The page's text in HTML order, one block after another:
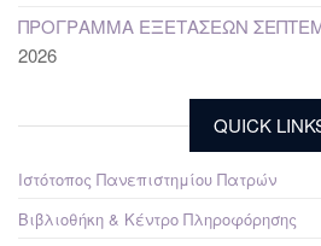
ΠΡΟΓΡΑΜΜΑ ΕΞΕΤΑΣΕΩΝ
2026
QUICK
Ιστότοπος Πανεπιστημίου Πατρών
Βιβλιοθήκη & Κέντρο Πληροφόρησης